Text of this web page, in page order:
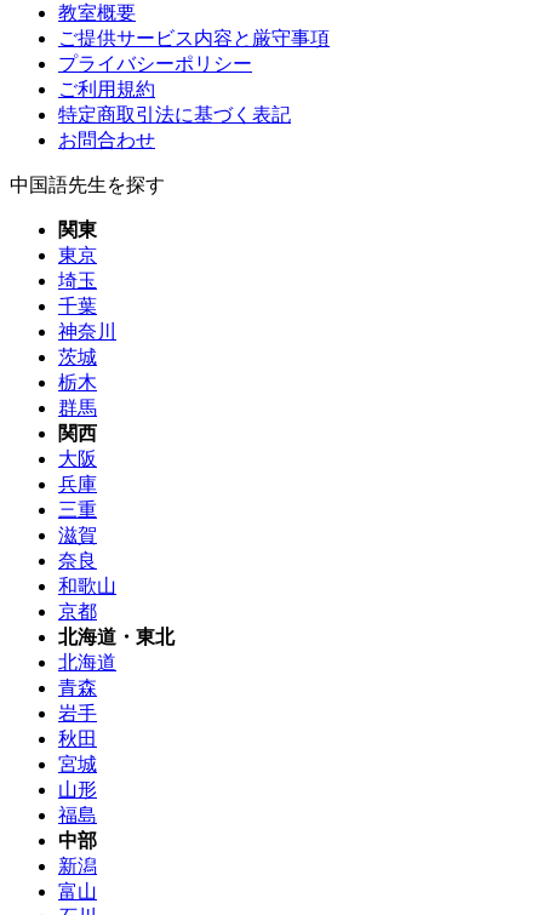
教室概要
ご提供サービス内容と厳守事項
プライバシーポリシー
ご利用規約
特定商取引法に基づく表記
お問合わせ
中国語先生を探す
関東
東京
埼玉
千葉
神奈川
茨城
栃木
群馬
関西
大阪
兵庫
三重
滋賀
奈良
和歌山
京都
北海道・東北
北海道
青森
岩手
秋田
宮城
山形
福島
中部
新潟
富山